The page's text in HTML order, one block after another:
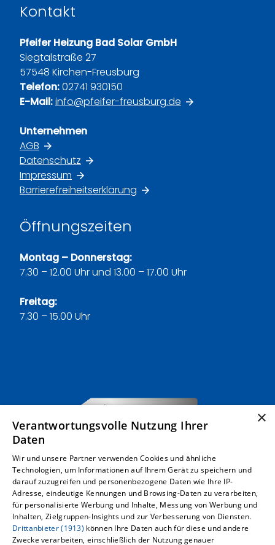
Kontakt
Pfeifer Heizung Bad Solar GmbH
Siegtalstraße 27
57548 Kirchen-Freusburg
Telefon:02741 930150
E-Mail:info@pfeifer-freusburg.de
Unternehmen
AGB
Datenschutz
Impressum
Barrierefreiheitserklärung
Öffnungszeiten
Montag – Donnerstag:
7.30 – 12.00 Uhr und 13.00 – 17.00 Uhr
Freitag:
7.30 – 15.00 Uhr
Um externe HTML-Inhalte anzuzeigen,
×
Verantwortungsvolle Nutzung Ihrer
Daten
Wir und unsere Partner verwenden Cookies und ähnliche
Technologien, um Informationen auf Ihrem Gerät zu speichern und
darauf zuzugreifen und personenbezogene Daten wie Ihre IP-
Adresse, eindeutige Kennungen und Browsing-Daten zu verarbeiten,
für personalisierte Werbung und Inhalte, Messung von Werbung und
Inhalten, Zielgruppen-Insights und zur Verbesserung von Diensten.
Drittanbieter (1913) können Ihre Daten auch für diese und andere
Zwecke verarbeiten, einschließlich der Nutzung genauer